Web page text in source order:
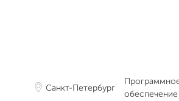
Санкт-Петербург
обеспечение